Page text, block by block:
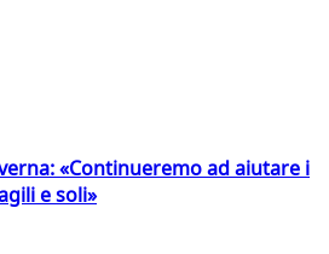
«Continueremo ad aiutare i
e soli»